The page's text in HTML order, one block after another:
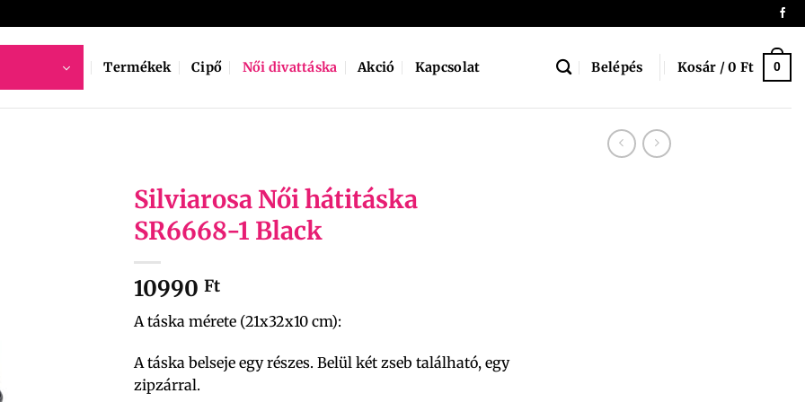
Termékek Cipő Női divattáska Akció Kapcsolat Belépés Kosár /0 Ft 0
Silviarosa Női hátitáska
SR6668-1 Black
10990 Ft
A táska mérete (21x32x10 cm):
A táska belseje egy részes. Belül két zseb található, egy
zipzárral.